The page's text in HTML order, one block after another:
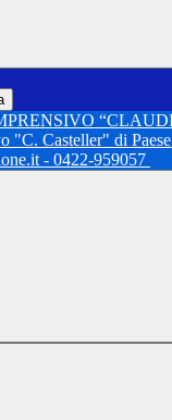
"C. Casteller" di Paese
- 0422-959057